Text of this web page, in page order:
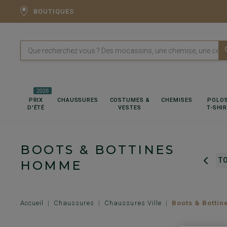
BOUTIQUES
PRIX
D'ÉTÉ
2026
CHAUSSURES
COSTUMES &
VESTES
CHEMISES
T-
BOOTS & BOTTINES
HOMME
CHAUSSURES MARIAGE
Accueil Chaussures Chaussures Ville Boots &